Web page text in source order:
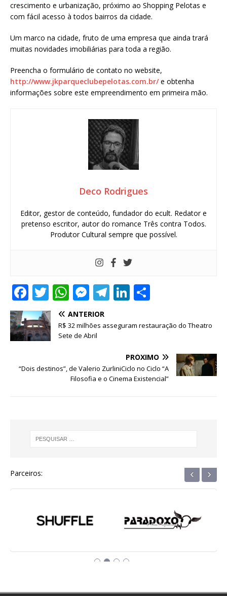
crescimento e urbanização, próximo ao Shopping Pelotas e
com fácil acesso à todos bairros da cidade.
Um marco na cidade, fruto de uma empresa que ainda trará
muitas novidades imobiliárias para toda a região.
Preencha o formulário de contato no website,
http://www.jkparqueclubepelotas.com.br/e obtenha
informações sobre este empreendimento em primeira mão.
Deco Rodrigues
Editor, gestor de conteúdo, fundador do ecult. Redator e
pretenso escritor, autor do romance Três contra Todos.
Produtor Cultural sempre que possível.
F
a
c
e
o
T
w
it
te
W
h
at
s
p
M
e
ss
e
g
T
e
m
Li
k
dI
n
ar
ANTERIOR
R$ 32 milhões asseguram restauração do Theatro
Sete de Abril
PRÓXIMO
“Dois destinos”, de Valerio ZurliniCiclo no Ciclo “A
Filosofia e o Cinema Existencial”
Parceiros: ‹ ›